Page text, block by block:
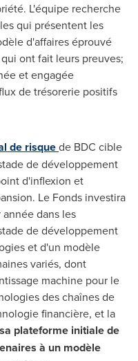
L'équipe recherche
qui présentent les
d'affaires éprouvé
ont fait leurs preuves;
et engagée
de trésorerie positifs
de risquede BDC cible
de développement
d'inflexion et
Le Fonds investira
dans les
de développement
et d'un modèle
variés, dont
machine pour le
des chaînes de
financière, et la
plateforme initiale de
à un modèle